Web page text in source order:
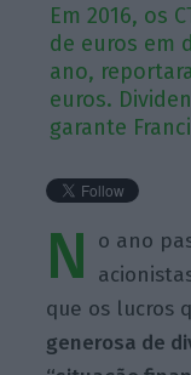
Em 2016, os
de euros em
ano,
euros.
garante
N
o ano
que os lucros
generosa de